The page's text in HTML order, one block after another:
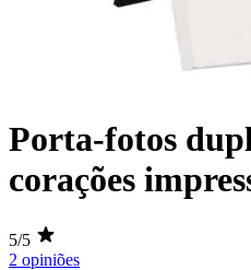
Porta-fotos
corações
5/5
2 opiniões